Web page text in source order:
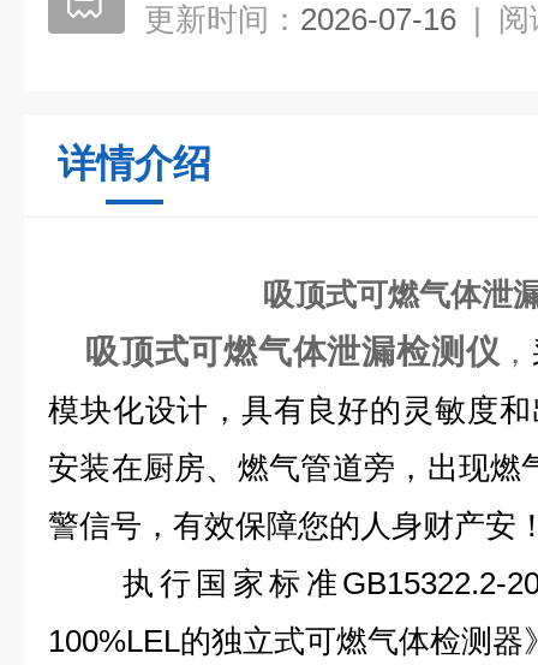
更新时间： 2026-07-16 | 阅
详情介绍
吸顶式可燃气体泄
吸顶式可燃气体泄漏检测仪 ，
模块化设计，具有良好的灵敏度
安装在厨房、燃气管道旁，出现燃
警信号，有效保障您的人身财产安
执行国家标准GB15322.2-
100%LEL的独立式可燃气体检测器